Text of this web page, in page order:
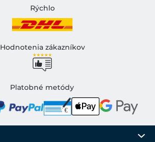
Rýchlo
Hodnotenia zákazníkov
Platobné metódy